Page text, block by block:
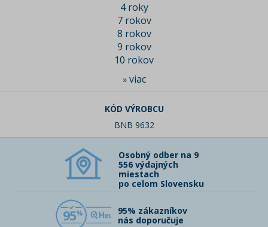
4 roky
7 rokov
8 rokov
9 rokov
10 rokov
» viac
KÓD VÝROBCU
BNB 9632
Osobný odber na 9
556 výdajných
miestach
po celom Slovensku
95
95% zákazníkov
nás doporučuje